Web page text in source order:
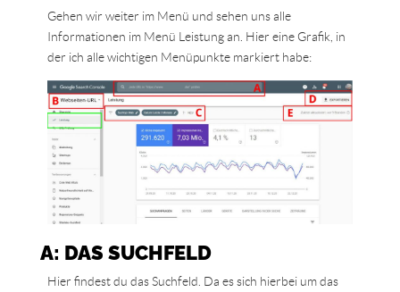
Gehen wir weiter im Menü und sehen uns alle
Informationen im Menü Leistung an. Hier eine Grafik, in
der ich alle wichtigen Menüpunkte markiert habe:
A: DAS SUCHFELD
Hier findest du das Suchfeld. Da es sich hierbei um das